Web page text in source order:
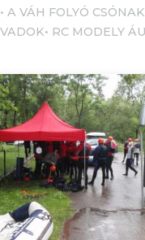
A VÁH FOLYÓ
RC MODELY